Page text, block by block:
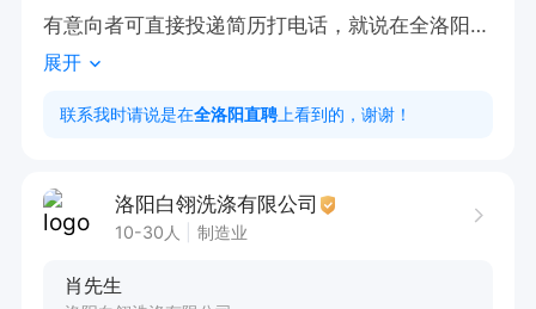
有意向者可直接投递简历打电话，就说在全洛阳直
聘上看到的。
展开
联系我时请说是在全洛阳直聘 上看到的，谢谢！
洛阳白翎洗涤有限公司
10-30人 制造业
肖先生